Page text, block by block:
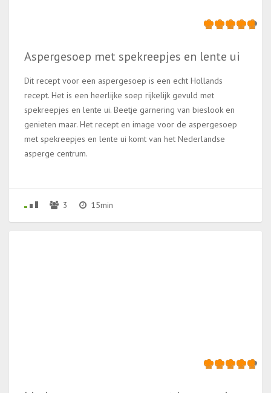
Aspergesoep met spekreepjes en lente ui
Dit recept voor een aspergesoep is een echt Hollands
recept. Het is een heerlijke soep rijkelijk gevuld met
spekreepjes en lente ui. Beetje garnering van bieslook en
genieten maar. Het recept en image voor de aspergesoep
met spekreepjes en lente ui komt van het Nederlandse
asperge centrum.
3 15min